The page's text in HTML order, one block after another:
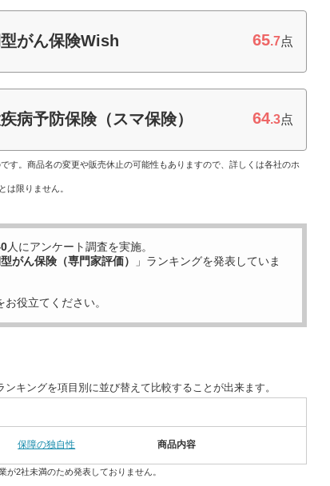
がん保険Wish 65.7点
病予防保険（スマ保険） 64.3点
す。商品名の変更や販売休止の可能性もありますので、詳しくは各社のホ
限りません。
人にアンケート調査を実施。
がん保険（専門家評価）
」ランキングを発表していま
役立てください。
キングを項目別に並び替えて比較することが出来ます。
保障の独自性 商品内容
2社未満のため発表しておりません。